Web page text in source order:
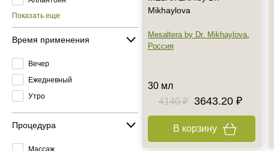
Показать еще
Время применения
Вечер
Ежедневный
Утро
Процедура
Массаж
Mikhaylova
Mesaltera by Dr. Mikhaylova,
Россия
30 мл
4140 ₽
3643.20 ₽
В корзину